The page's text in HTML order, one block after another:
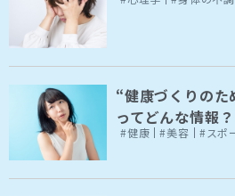
“健康づくりの
ってどんな情報？
#健康 #美容 #スポ